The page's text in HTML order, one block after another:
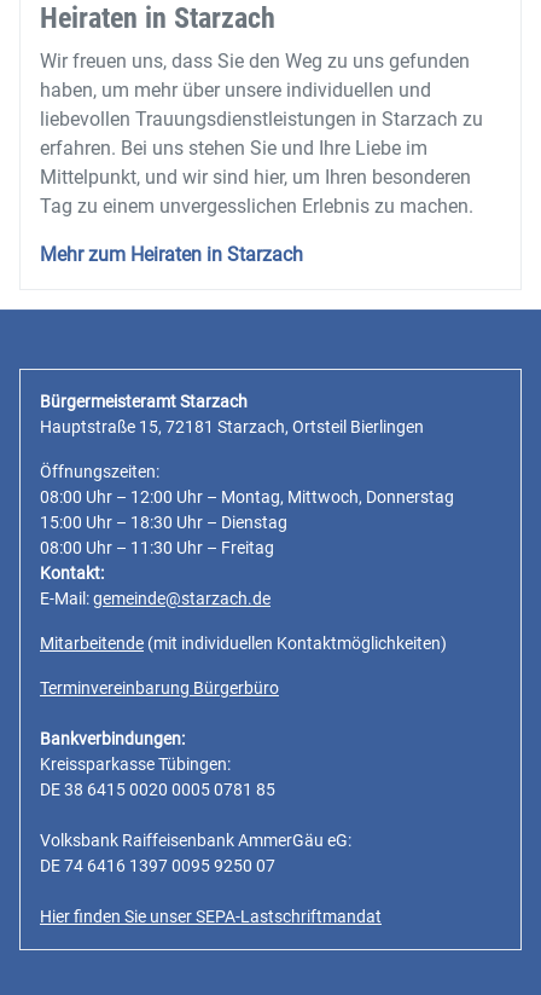
Heiraten in Starzach
Wir freuen uns, dass Sie den Weg zu uns gefunden
haben, um mehr über unsere individuellen und
liebevollen Trauungsdienstleistungen in Starzach zu
erfahren. Bei uns stehen Sie und Ihre Liebe im
Mittelpunkt, und wir sind hier, um Ihren besonderen
Tag zu einem unvergesslichen Erlebnis zu machen.
Mehr zum Heiraten in Starzach
Bürgermeisteramt Starzach
Hauptstraße 15, 72181 Starzach, Ortsteil Bierlingen
Öffnungszeiten:
08:00 Uhr – 12:00 Uhr – Montag, Mittwoch, Donnerstag
15:00 Uhr – 18:30 Uhr – Dienstag
08:00 Uhr – 11:30 Uhr – Freitag
Kontakt:
E-Mail:gemeinde@starzach.de
Mitarbeitende (mit individuellen Kontaktmöglichkeiten)
Terminvereinbarung Bürgerbüro
Bankverbindungen:
Kreissparkasse Tübingen:
DE 38 6415 0020 0005 0781 85
Volksbank Raiffeisenbank AmmerGäu eG:
DE 74 6416 1397 0095 9250 07
Hier finden Sie unser SEPA-Lastschriftmandat